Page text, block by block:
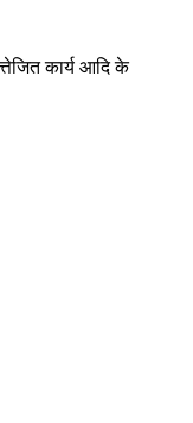
कार्य आदि के